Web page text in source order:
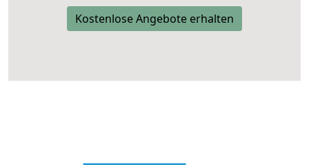
Kostenlose Angebote erhalten